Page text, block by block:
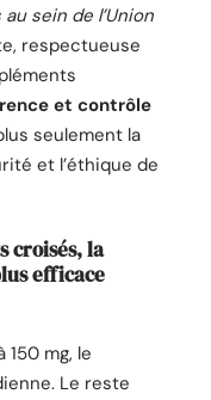
sein de l’Union
respectueuse
et contrôle
seulement la
et l’éthique de
croisés, la
efficace
150 mg, le
Le reste